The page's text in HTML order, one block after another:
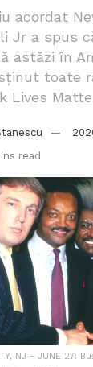
acordat
Jr a spus
astăzi în
toate
Lives
read
NJ - JUNE 27: